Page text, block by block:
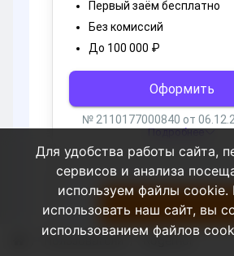
Пользователи Rogernor
Для удобства работы сайта,
сервисов и анализа
используем файлы
использовать наш сайт, вы
использованием файлов